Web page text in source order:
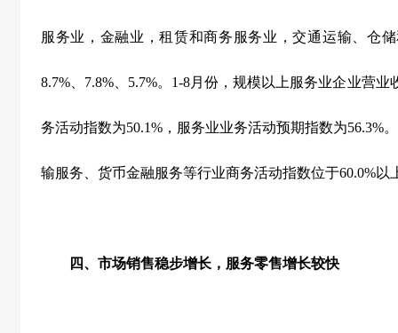
服务业，金融业，租赁和商务服务业，交通运输、仓
8.7% 7.8% 5.7%。 1-8月份，规模以上服务业企业营业
务活动指数为50.1% ，服务业业务活动预期指数为56.3%
输服务、货币金融服务等行业商务活动指数位于60.0%以
四、市场销售稳步增长，服务零售增长较快